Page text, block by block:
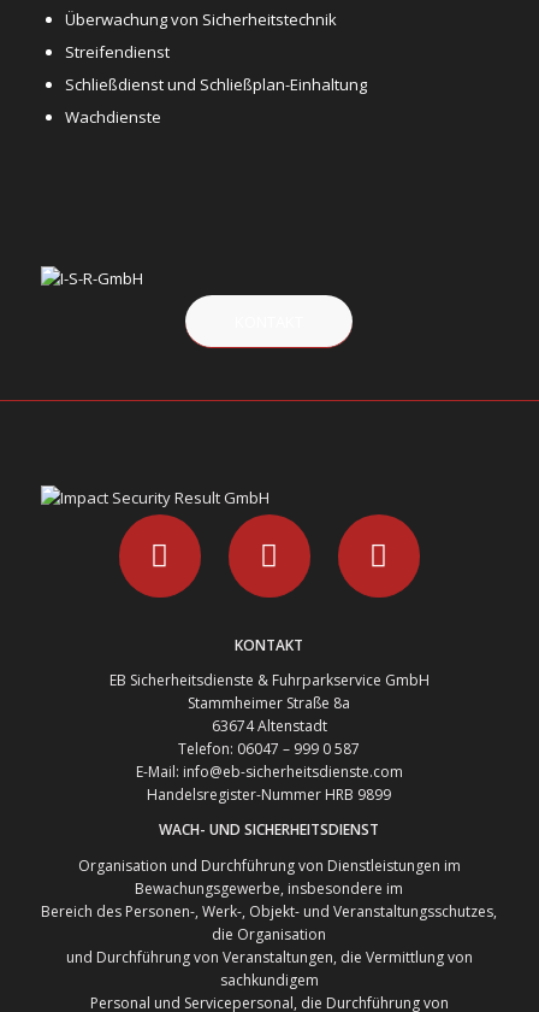
Überwachung von Sicherheitstechnik
Streifendienst
Schließdienst und Schließplan-Einhaltung
Wachdienste
KONTAKT
EB Sicherheitsdienste & Fuhrparkservice GmbH
Stammheimer Straße 8a
63674 Altenstadt
Telefon: 06047 – 999 0 587
E-Mail: info@eb-sicherheitsdienste.com
Handelsregister-Nummer HRB 9899
WACH- UND SICHERHEITSDIENST
Organisation und Durchführung von Dienstleistungen im
Bewachungsgewerbe, insbesondere im
Bereich des Personen-, Werk-, Objekt- und Veranstaltungsschutzes,
die Organisation
und Durchführung von Veranstaltungen, die Vermittlung von
sachkundigem
Personal und Servicepersonal, die Durchführung von